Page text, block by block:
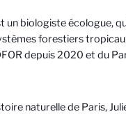
biologiste écologue,
forestiers
depuis 2020 et du
naturelle de Paris,